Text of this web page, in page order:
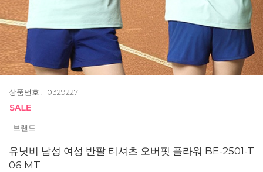
상품번호 : 10329227
브랜드
유닛비 남성 여성 반팔 티셔츠 오버핏 플라워 BE-2501-T
06 MT